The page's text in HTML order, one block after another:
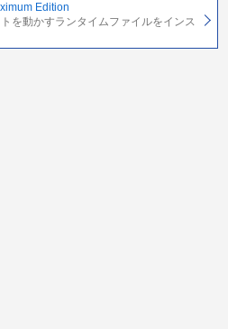
Edition
を動かすランタイムファイルをインス